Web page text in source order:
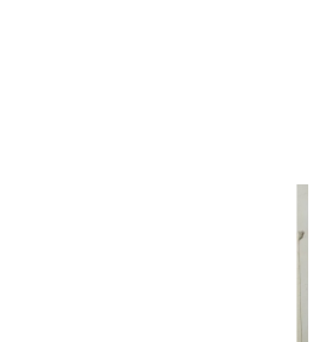
Евгения Кикодзе в
которая представляет
тенденцию: здесь
умалением